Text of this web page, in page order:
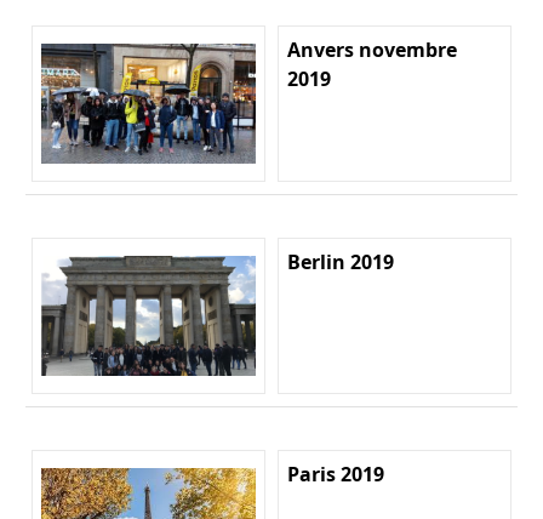
Anvers novembre
2019
Berlin 2019
Paris 2019